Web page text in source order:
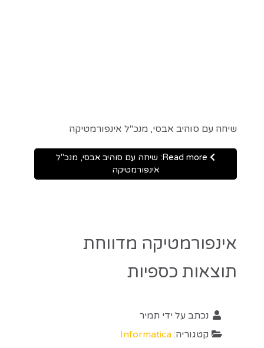
שיחה עם סוהיב אבסי, מנכ"ל אינפורמטיקה
Read more: שיחה עם סוהיב אבסי, מנכ"ל
אינפורמטיקה
אינפורמטיקה מדווחת
תוצאות כספיות
נכתב על ידי תמיר
קטגוריה: Informatica